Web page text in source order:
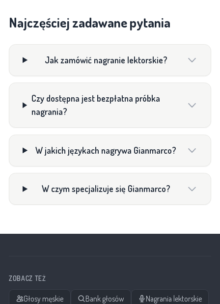
Najczęściej zadawane pytania
Jak zamówić nagranie lektorskie?
Czy dostępna jest bezpłatna próbka
nagrania?
W jakich językach nagrywa Gianmarco?
W czym specjalizuje się Gianmarco?
ZOBACZ TEŻ
Głosy męskie Bank głosów
Nagrania lektorskie